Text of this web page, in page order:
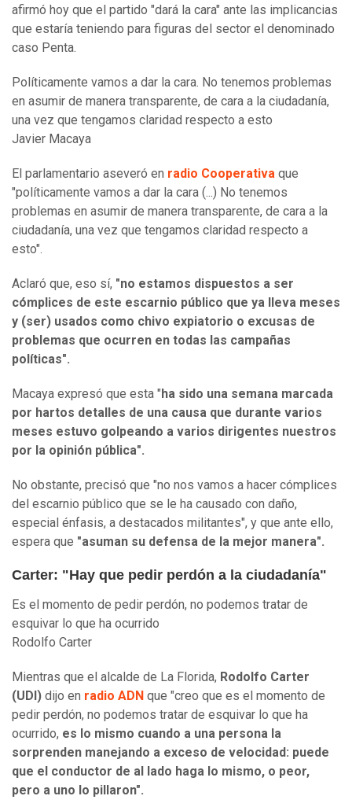
afirmó hoy que el partido "dará la cara" ante las implicancias
que estaría teniendo para figuras del sector el denominado
caso Penta.
Políticamente vamos a dar la cara. No tenemos problemas
en asumir de manera transparente, de cara a la ciudadanía,
una vez que tengamos claridad respecto a esto
Javier Macaya
El parlamentario aseveró en radio Cooperativa que
"políticamente vamos a dar la cara (...) No tenemos
problemas en asumir de manera transparente, de cara a la
ciudadanía, una vez que tengamos claridad respecto a
esto".
Aclaró que, eso sí, "no estamos dispuestos a ser
cómplices de este escarnio público que ya lleva meses
y (ser) usados como chivo expiatorio o excusas de
problemas que ocurren en todas las campañas
políticas".
Macaya expresó que esta " ha sido una semana marcada
por hartos detalles de una causa que durante varios
meses estuvo golpeando a varios dirigentes nuestros
por la opinión pública".
No obstante, precisó que "no nos vamos a hacer cómplices
del escarnio público que se le ha causado con daño,
especial énfasis, a destacados militantes", y que ante ello,
espera que "asuman su defensa de la mejor manera".
Carter: "Hay que pedir perdón a la ciudadanía"
Es el momento de pedir perdón, no podemos tratar de
esquivar lo que ha ocurrido
Rodolfo Carter
Mientras que el alcalde de La Florida, Rodolfo Carter
(UDI) dijo en radio ADN que "creo que es el momento de
pedir perdón, no podemos tratar de esquivar lo que ha
ocurrido, es lo mismo cuando a una persona la
sorprenden manejando a exceso de velocidad: puede
que el conductor de al lado haga lo mismo, o peor,
pero a uno lo pillaron".